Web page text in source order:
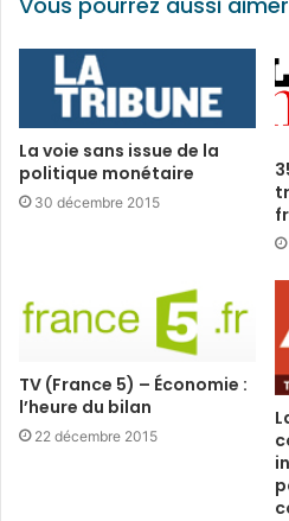
La voie sans issue de la
politique monétaire
30 décembre 2015
TV (France 5) – Économie :
l’heure du bilan
22 décembre 2015